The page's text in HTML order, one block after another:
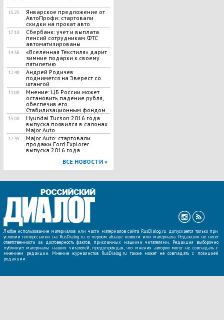
15:25
Январское предложение от
АвтоПрофи: стартовали
скидки на прокат авто
17:10
Сбербанк: учет и выплата
пенсий сотрудникам ФТС
автоматизированы
14:50
«Вселенная Текстиля» дарит
зимние подарки к своему
пятилетию
12:40
Андрей Родичев
поднимется на Эверест со
штангой
11:00
Мнение: ЦБ России может
остановить падение рубля,
обеспечив его
Стабилизационным фондом
15:00
Hyundai Tucson 2016 года
выпуска появился в салонах
Major Auto
17:45
Major Auto: стартовали
продажи Ford Explorer
выпуска 2016 года
ВСЕ НОВОСТИ »
Любое использование материалов или части материалов сайта RusDialog.ru допускается только при
условии гиперссылки на RusDialog.ru в первом абзаце новости или материала. Редакция не несет
ответственности за достоверность фактов, присланных нашими читателями. Редакция выборочно
публикует материалы наших читателей, предупреждая, что мнения авторов могут не совпадать с
мнением редакции. Мнение журналистов RusDialog.ru также может не совпадать с позицией
редакции.